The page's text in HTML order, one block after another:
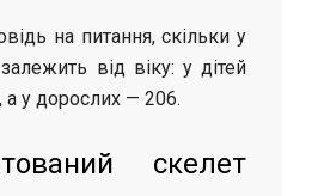
на питання, скільки у
від віку: у дітей
а у дорослих — 206.
скелет